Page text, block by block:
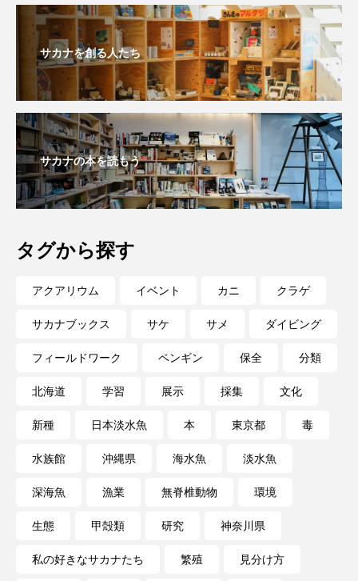
サカナを創る人たち
サカナの本を読もう
タグから探す
アクアリウム イベント カニ クラゲ
サカナブックス サケ サメ ダイビング
フィールドワーク ペンギン 保全 分類
北海道 学習 展示 採集 文化
新種 日本淡水魚 本 東京都 毒
水族館 沖縄県 海水魚 淡水魚
深海魚 漁業 無脊椎動物 環境
生態 甲殻類 研究 神奈川県
私の好きなサカナたち 繁殖 見分け方